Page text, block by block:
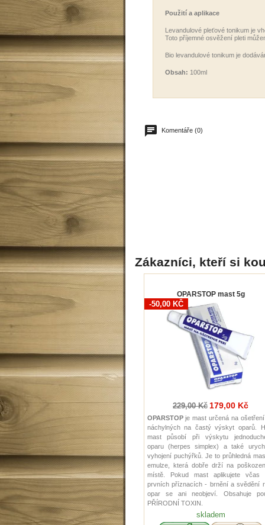
Použití a aplikace
Levandulové pleťové tonikum je
Toto příjemné osvěžení pleti
Bio levandulové tonikum je
Obsah: 100ml
Komentáře (0)
Zákazníci, kteří si
OPARSTOP mast 5g
-50,00 KČ
229,00 Kč 179,00 Kč
OPARSTOPje mast určená na
náchylných na častý výskyt oparů.
mast působí při výskytu
oparu (herpes simplex) a také
vyhojení puchýřků. Je to průhledná
emulze, která dobře drží na
místě. Pokud mast aplikujete včas
prvních příznacích - brnění a svědění
opar se ani neobjeví. Obsahuje
PŘÍRODNÍ TOXIN.
skladem